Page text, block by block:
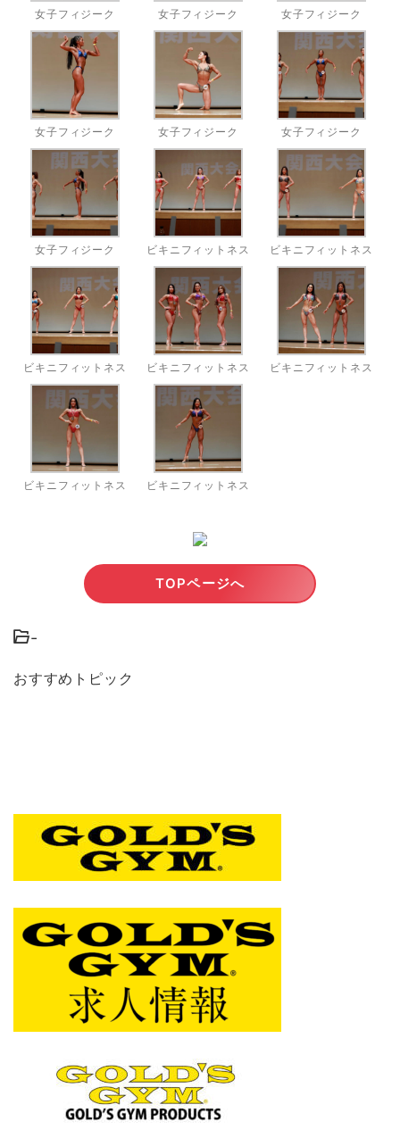
女子フィジーク 女子フィジーク 女子フィジーク
女子フィジーク 女子フィジーク 女子フィジーク
女子フィジーク ビキニフィットネス ビキニフィットネス
ビキニフィットネス ビキニフィットネス ビキニフィットネス
ビキニフィットネス ビキニフィットネス
TOPページへ
-
おすすめトピック